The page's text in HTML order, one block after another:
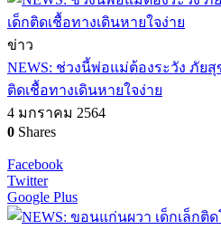
ข่าว
NEWS: ช่วงนี้พ่อแม่ต้องระวัง ภัย
ติดเชื้อทางเดินหายใจง่าย
4 มกราคม 2564
0 Shares
Facebook
Twitter
Google Plus